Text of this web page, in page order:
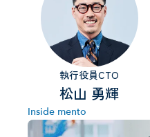
執行役員CTO
松山 勇輝
Inside mento